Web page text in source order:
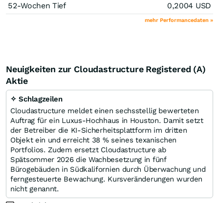
52-Wochen Tief
0,2004 USD
mehr Performancedaten »
Neuigkeiten zur Cloudastructure Registered (A)
Aktie
✧ Schlagzeilen
Cloudastructure meldet einen sechsstellig bewerteten
Auftrag für ein Luxus-Hochhaus in Houston. Damit setzt
der Betreiber die KI-Sicherheitsplattform im dritten
Objekt ein und erreicht 38 % seines texanischen
Portfolios. Zudem ersetzt Cloudastructure ab
Spätsommer 2026 die Wachbesetzung in fünf
Bürogebäuden in Südkalifornien durch Überwachung und
ferngesteuerte Bewachung. Kursveränderungen wurden
nicht genannt.